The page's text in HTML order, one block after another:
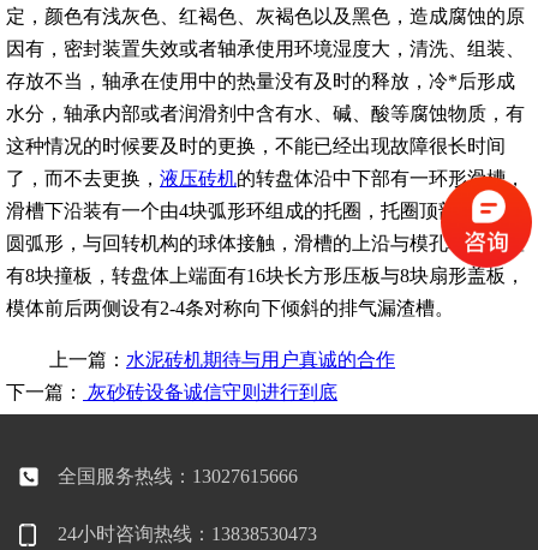
定，颜色有浅灰色、红褐色、灰褐色以及黑色，造成腐蚀的原
因有，密封装置失效或者轴承使用环境湿度大，清洗、组装、
存放不当，轴承在使用中的热量没有及时的释放，冷*后形成
水分，轴承内部或者润滑剂中含有水、碱、酸等腐蚀物质，有
这种情况的时候要及时的更换，不能已经出现故障很长时间
了，而不去更换， 液压砖机的转盘体沿中下部有一环形滑槽，
滑槽下沿装有一个由4块弧形环组成的托圈，托圈顶部有内凹
圆弧形，与回转机构的球体接触，滑槽的上沿与模孔相应位置
有8块撞板，转盘体上端面有16块长方形压板与8块扇形盖板，
模体前后两侧设有2-4条对称向下倾斜的排气漏渣槽。
上一篇： 水泥砖机期待与用户真诚的合作
下一篇：
灰砂砖设备诚信守则进行到底
全国服务热线：13027615666
24小时咨询热线：13838530473